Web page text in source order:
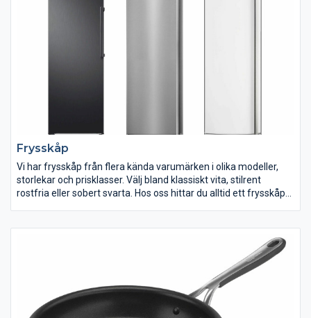
Frysskåp
Vi har frysskåp från flera kända varumärken i olika modeller,
storlekar och prisklasser. Välj bland klassiskt vita, stilrent
rostfria eller sobert svarta. Hos oss hittar du alltid ett frysskåp
När du ska köpa frys finns det en del råd att ta till för att hitta
den som passar dig allra bäst. Generella råd är att du alltid ska
utgå från dina matvanor, mäta upp utrymmet frysen ska stå på
och bestämma åt vilket håll dörren ska öppnas.
Det är smidigt att välja ett frysskåp med automatisk